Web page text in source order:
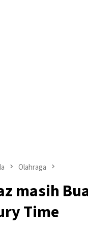
Olahraga
masih
Time